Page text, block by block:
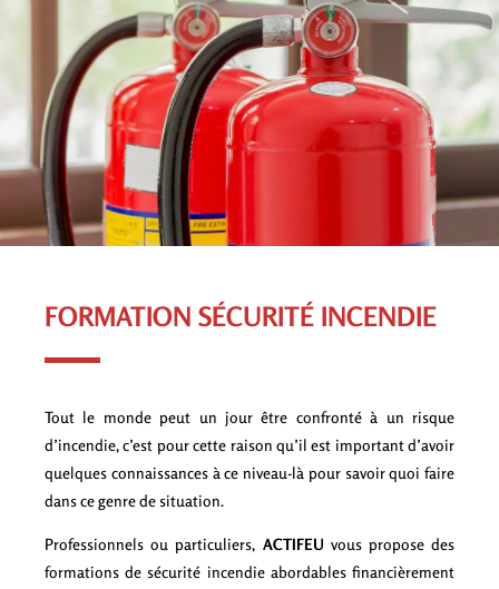
FORMATION SÉCURITÉ INCENDIE
Tout le monde peut un jour être confronté à un risque
d’incendie, c’est pour cette raison qu’il est important d’avoir
quelques connaissances à ce niveau-là pour savoir quoi faire
dans ce genre de situation.
Professionnels ou particuliers, ACTIFEU vous propose des
formations de sécurité incendie abordables financièrement